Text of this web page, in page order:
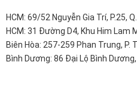
HCM: 69/52 Nguyễn Gia Trí, P.25,
HCM: 31 Đường D4, Khu Him Lam
Biên Hòa: 257-259 Phan Trung, P.
Bình Dương: 86 Đại Lộ Bình